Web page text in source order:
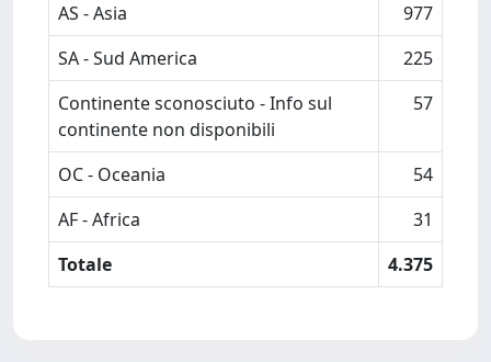
AS - Asia
977
SA - Sud America
225
Continente sconosciuto - Info sul
continente non disponibili
57
OC - Oceania
54
AF - Africa
31
Totale
4.375